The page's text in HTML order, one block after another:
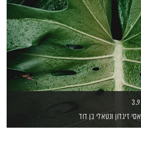
אסי זיגדון ונטאלי בן דוד